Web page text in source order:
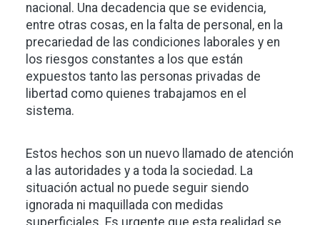
nacional. Una decadencia que se evidencia,
entre otras cosas, en la falta de personal, en la
precariedad de las condiciones laborales y en
los riesgos constantes a los que están
expuestos tanto las personas privadas de
libertad como quienes trabajamos en el
sistema.
Estos hechos son un nuevo llamado de atención
a las autoridades y a toda la sociedad. La
situación actual no puede seguir siendo
ignorada ni maquillada con medidas